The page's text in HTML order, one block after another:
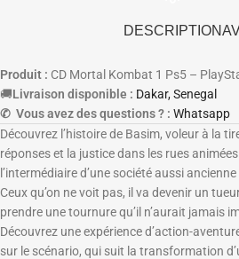
DESCRIPTION
Produit : CD Mortal Kombat 1 Ps5 –
🚚Livraison disponible : Dakar, Senegal
✆ Vous avez des questions ? : Whatsapp
Découvrez l’histoire de Basim, voleur à la
réponses et la justice dans les rues
l’intermédiaire d’une société aussi
Ceux qu’on ne voit pas, il va devenir un
prendre une tournure qu’il n’aurait jamais
Découvrez une expérience d’action-
sur le scénario, qui suit la transformation